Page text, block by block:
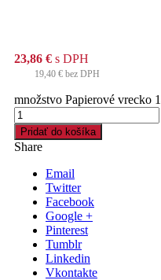
23,86 € s DPH
19,40 € bez DPH
množstvo Papierové vrecko
Pridať do košíka
Share
Email
Twitter
Facebook
Google +
Pinterest
Tumblr
Linkedin
Vkontakte